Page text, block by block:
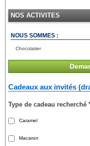
NOS ACTIVITES
NOUS SOMMES :
Chocolatier
Cadeaux aux invités
Type de cadeau recherché
Caramel
Macaron